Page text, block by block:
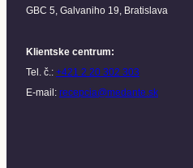
GBC 5, Galvaniho 19, Bratislava
Klientske centrum:
Tel. č.: +421 2 20 302 303
E-mail: recepcia@medante.sk